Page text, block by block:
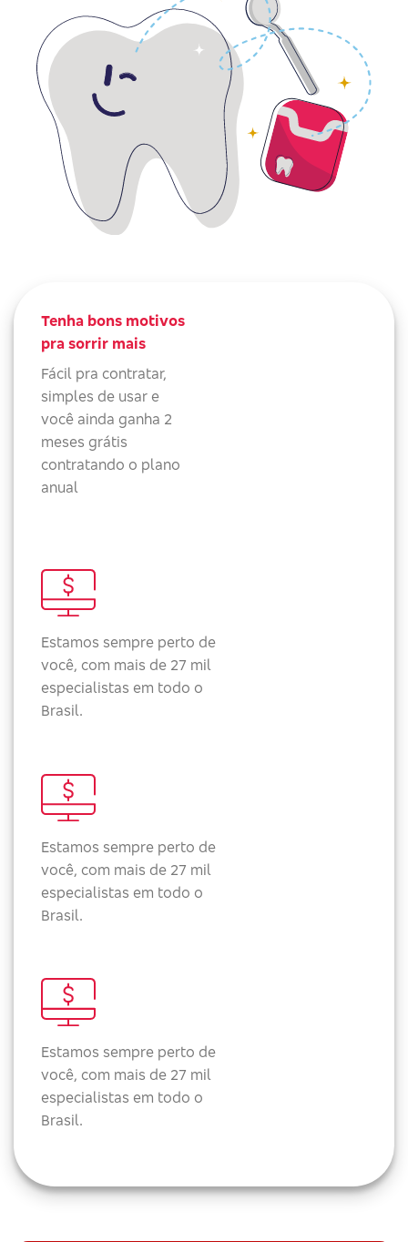
Tenha bons motivos
pra sorrir mais
Fácil pra contratar,
simples de usar e
você ainda ganha 2
meses grátis
contratando o plano
anual
Estamos sempre perto de
você, com mais de 27 mil
especialistas em todo o
Brasil.
Estamos sempre perto de
você, com mais de 27 mil
especialistas em todo o
Brasil.
Estamos sempre perto de
você, com mais de 27 mil
especialistas em todo o
Brasil.